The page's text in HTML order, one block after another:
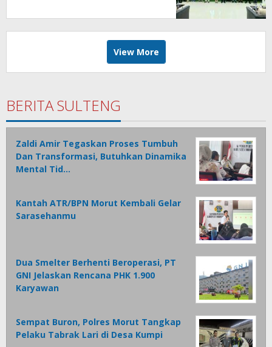
View More
BERITA SULTENG
Zaldi Amir Tegaskan Proses Tumbuh
Dan Transformasi, Butuhkan Dinamika
Mental Tid…
Kantah ATR/BPN Morut Kembali Gelar
Sarasehanmu
Dua Smelter Berhenti Beroperasi, PT
GNI Jelaskan Rencana PHK 1.900
Karyawan
Sempat Buron, Polres Morut Tangkap
Pelaku Tabrak Lari di Desa Kumpi